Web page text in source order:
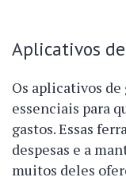
Aplicativos
Os aplicativos
essenciais para
gastos. Essas
despesas e a
muitos deles